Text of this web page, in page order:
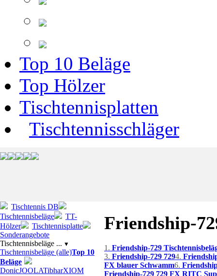
Top 10 Beläge
Top Hölzer
Tischtennisplatten
Tischtennisschläger
Tischtennis DB
Tischtennisbeläge
TT-
Hölzer
Tischtennisplatte
Sonderangebote
Tischtennisbeläge ... ▼
Tischtennisbeläge (alle)Top 10
Beläge
DonicJOOLATibharXIOM
Friendship-
1. Friendship-729
3. Friendship-729 7294.
FX blauer Schwamm6.
Friendship-729 729 FX RITC